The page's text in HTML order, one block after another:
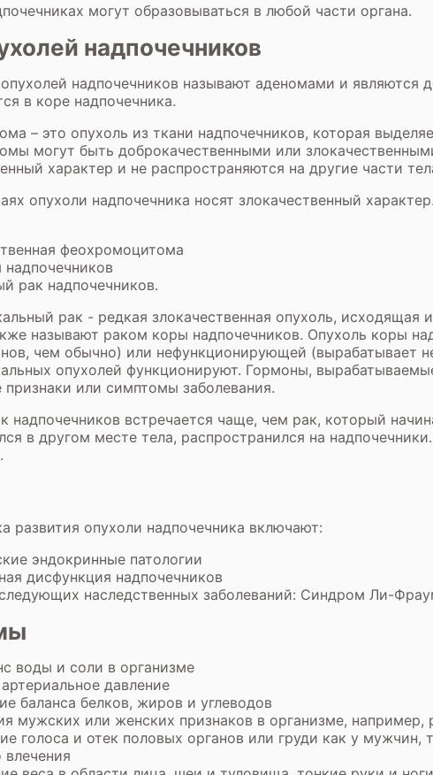
могут образовываться в любой части органа.
надпочечников
надпочечников называют аденомами и
в коре надпочечника.
– это опухоль из ткани надпочечников, которая
могут быть доброкачественными или
характер и не распространяются на другие части
опухоли надпочечника носят злокачественный
феохромоцитома
рак надпочечников.
рак - редкая злокачественная опухоль, исходящая
называют раком коры надпочечников. Опухоль коры
чем обычно) или нефункционирующей (вырабатывает
опухолей функционируют. Гормоны,
признаки или симптомы заболевания.
надпочечников встречается чаще, чем рак, который
в другом месте тела, распространился на
развития опухоли надпочечника включают:
эндокринные патологии
дисфункция надпочечников
наследственных заболеваний: Синдром Ли-
воды и соли в организме
давление
баланса белков, жиров и углеводов
мужских или женских признаков в организме, например,
голоса и отек половых органов или груди как у
влечения